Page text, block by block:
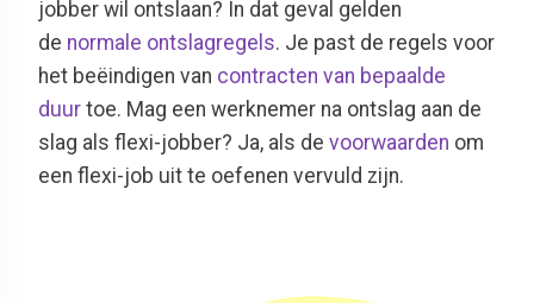
jobber wil ontslaan? In dat geval gelden
de normale ontslagregels. Je past de regels voor
het beëindigen van contracten van bepaalde
duur toe. Mag een werknemer na ontslag aan de
slag als flexi-jobber? Ja, als de voorwaarden om
een flexi-job uit te oefenen vervuld zijn.